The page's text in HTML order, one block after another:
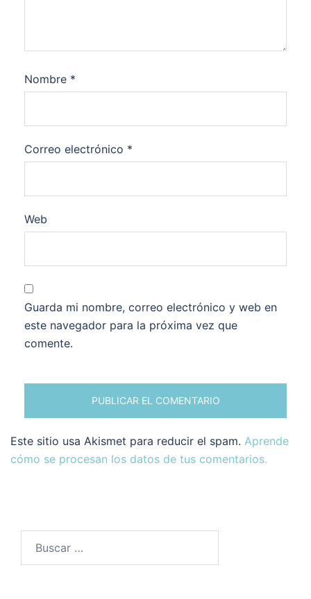
Nombre *
Correo electrónico *
Web
Guarda mi nombre, correo electrónico y web en
este navegador para la próxima vez que
comente.
Este sitio usa Akismet para reducir el spam. Aprende
cómo se procesan los datos de tus comentarios.